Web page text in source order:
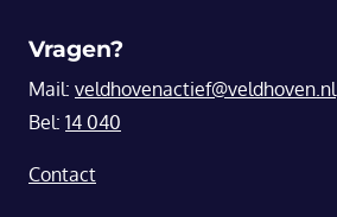
Vragen?
Mail: veldhovenactief@veldhoven.nl
Bel: 14 040
Contact